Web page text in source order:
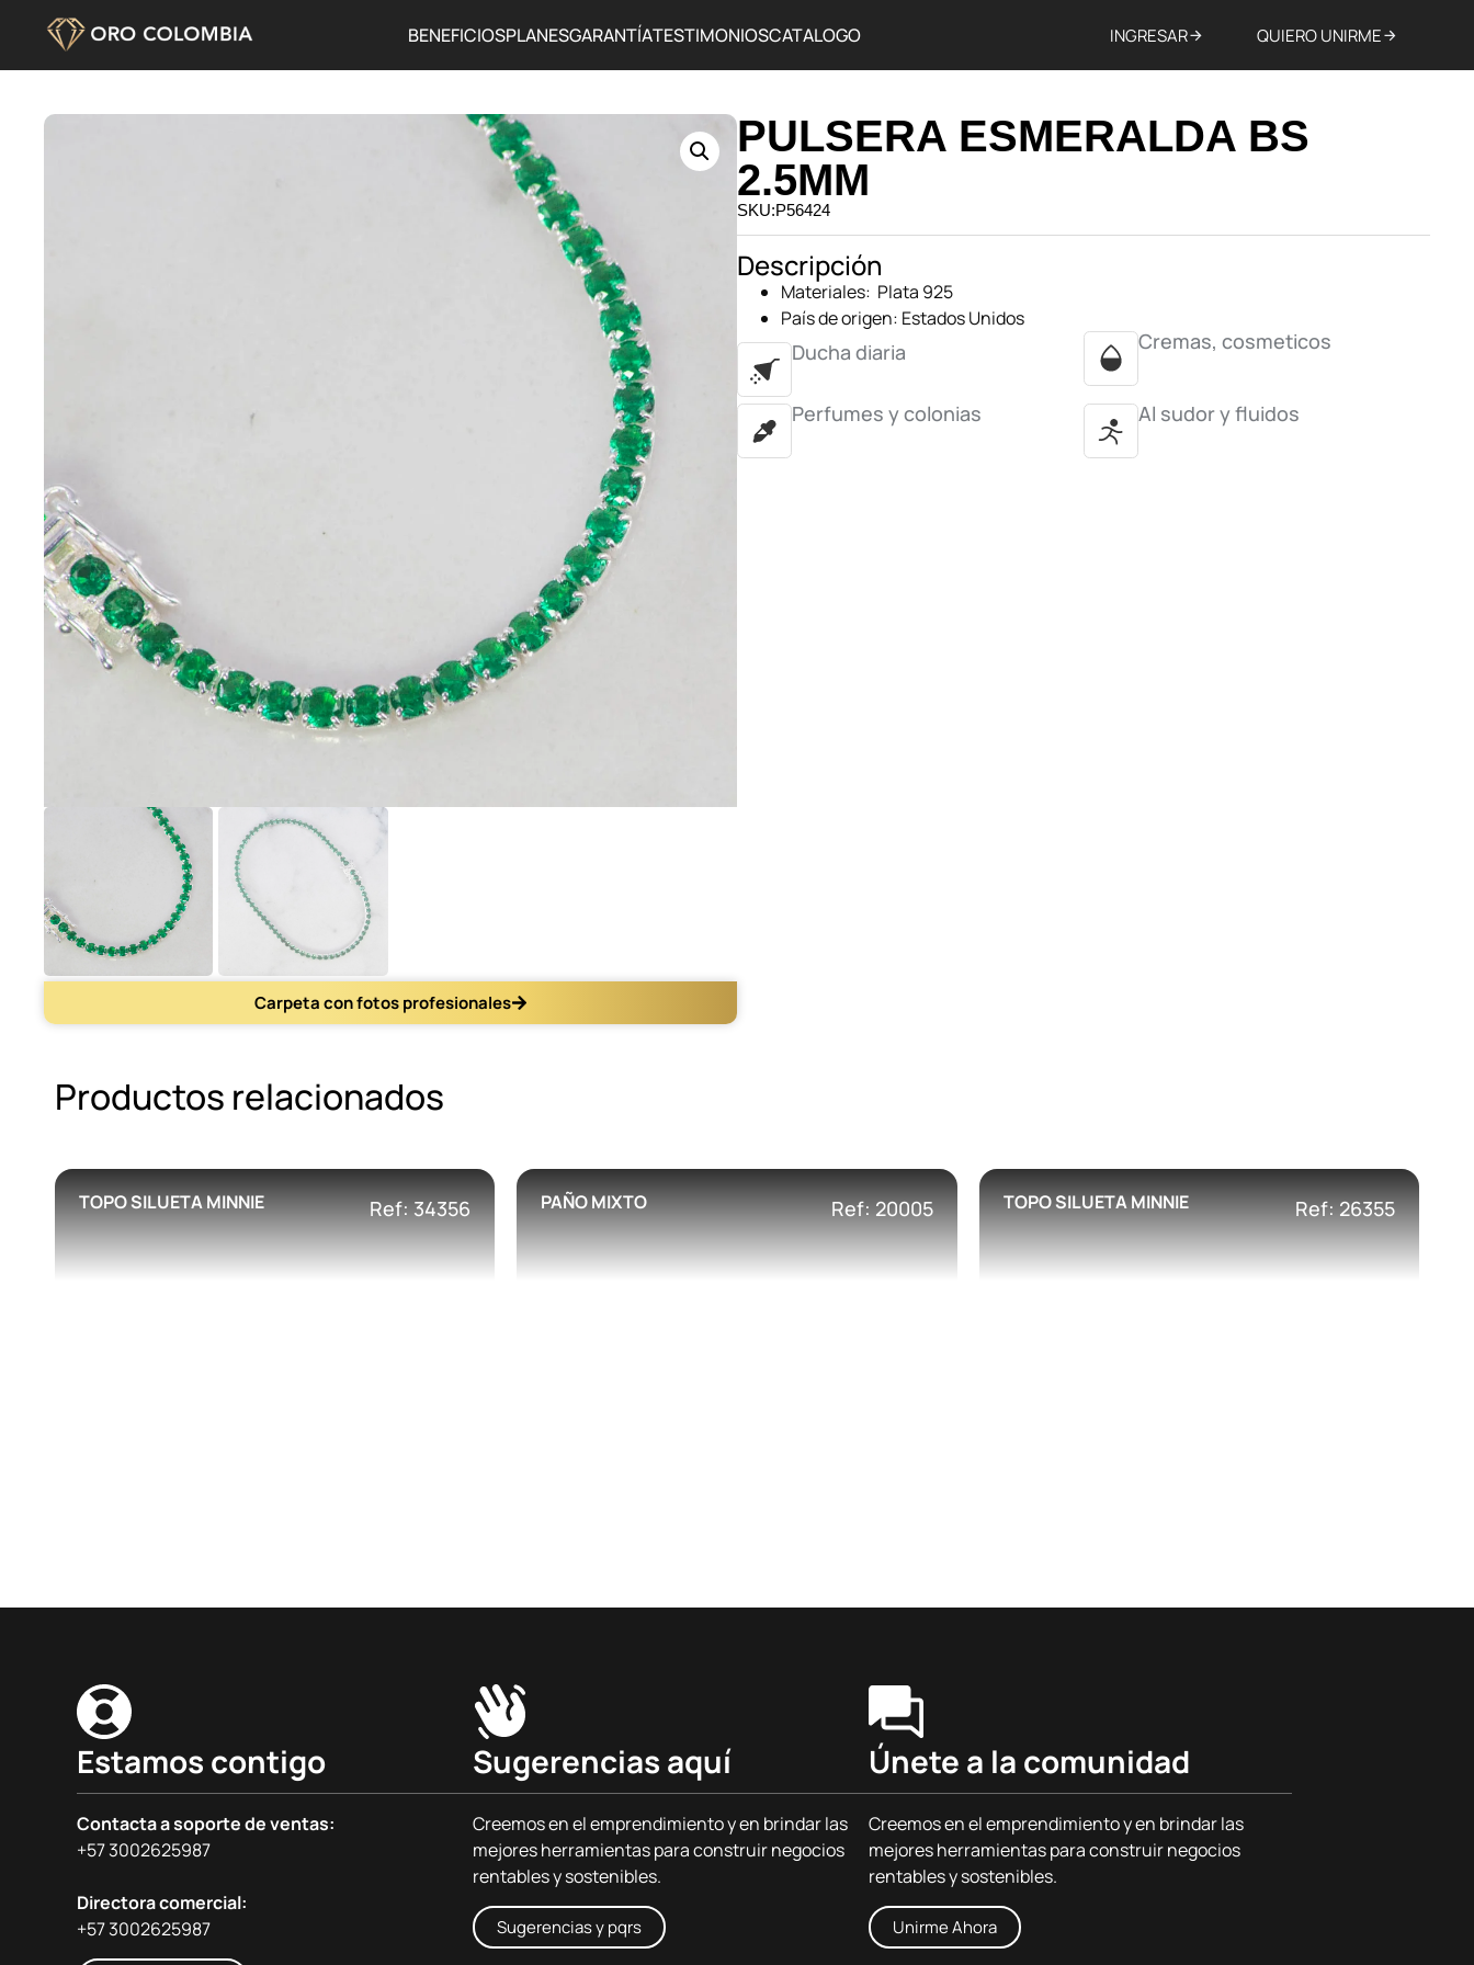
BENEFICIOSPLANESGARANTÍATESTIMONIOSCATALOGO INGRESAR QUIERO UNIRME
Carpeta con fotos profesionales
PULSERA ESMERALDA BS
2.5MM
SKU:P56424
Descripción
Materiales: Plata 925
País de origen: Estados Unidos
Ducha diaria Cremas, cosmeticos
Perfumes y colonias Al sudor y fluidos
Productos relacionados
TOPO SILUETA MINNIE Ref: 34356 PAÑO MIXTO Ref: 20005 TOPO SILUETA MINNIE Ref: 26355
Estamos contigo
Contacta a soporte de ventas:
+57 3002625987
Directora comercial:
+57 3002625987
Sugerencias aquí
Creemos en el emprendimiento y en brindar las
mejores herramientas para construir negocios
rentables y sostenibles.
Sugerencias y pqrs
Únete a la comunidad
Creemos en el emprendimiento y en brindar las
mejores herramientas para construir negocios
rentables y sostenibles.
Unirme Ahora